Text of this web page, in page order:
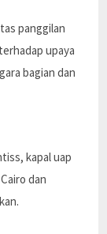
panggilan
upaya
bagian dan
kapal uap
dan